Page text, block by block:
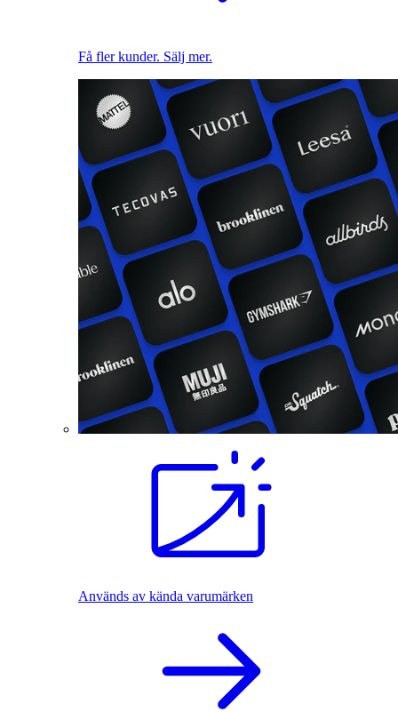
Få fler kunder. Sälj mer.
Används av kända varumärken